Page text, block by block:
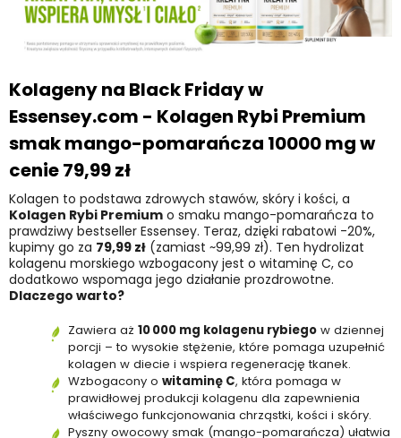
Kolageny na Black Friday w
Essensey.com - Kolagen Rybi Premium
smak mango-pomarańcza 10000 mgw
cenie79,99 zł
Kolagen to podstawa zdrowych stawów, skóry i kości, a
Kolagen Rybi Premium o smaku mango-pomarańcza to
prawdziwy bestseller Essensey. Teraz, dzięki rabatowi -20%,
kupimy go za 79,99 zł (zamiast ~99,99 zł). Ten hydrolizat
kolagenu morskiego wzbogacony jest o witaminę C, co
dodatkowo wspomaga jego działanie prozdrowotne.
Dlaczego warto?
Zawiera aż 10 000 mg kolagenu rybiego w dziennej
porcji – to wysokie stężenie, które pomaga uzupełnić
kolagen w diecie i wspiera regenerację tkanek.
Wzbogacony o witaminę C, która pomaga w
prawidłowej produkcji kolagenu dla zapewnienia
właściwego funkcjonowania chrząstki, kości i skóry.
Pyszny owocowy smak (mango-pomarańcza) ułatwia